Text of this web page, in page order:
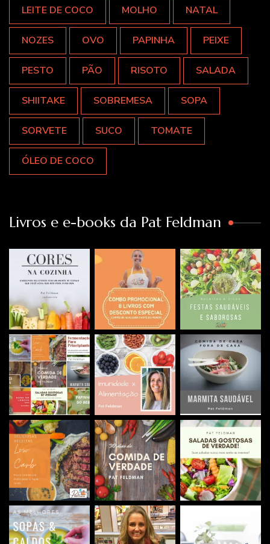
LEITE DE COCO MOLHO NATAL
NOZES OVO PAPINHA PEIXE
PESTO PÃO RISOTO SALADA
SHIITAKE SOBREMESA SOPA
SORVETE SUCO TOMATE
ÓLEO DE COCO
Livros e e-books da Pat Feldman